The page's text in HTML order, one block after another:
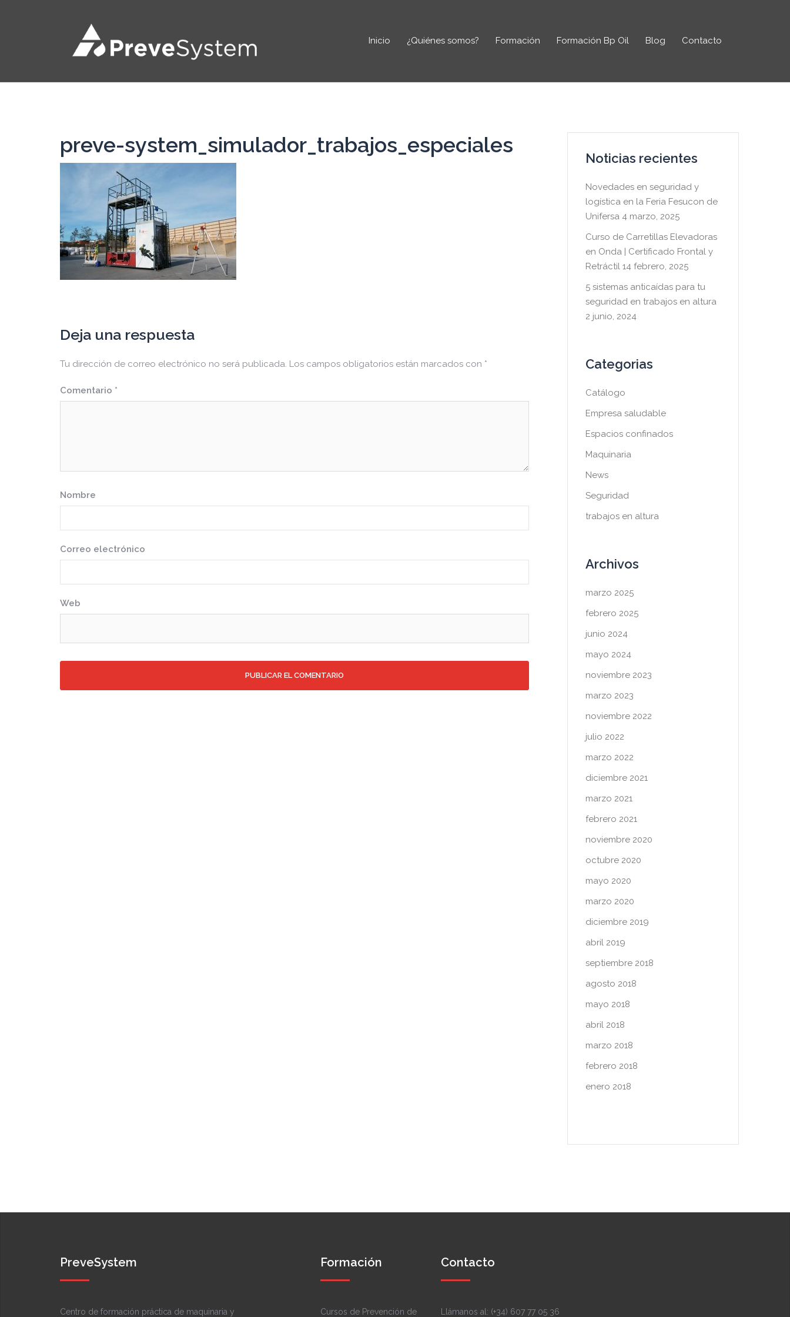
Inicio ¿Quiénes somos? Formación Formación Bp Oil Blog Contacto
preve-system_simulador_trabajos_especiales
Deja una respuesta
Tu dirección de correo electrónico no será publicada. Los campos obligatorios están marcados con *
Comentario *
Nombre
Correo electrónico
Web
Noticias recientes
Novedades en seguridad y
logística en la Feria Fesucon de
Unifersa 4 marzo, 2025
Curso de Carretillas Elevadoras
en Onda | Certificado Frontal y
Retráctil 14 febrero, 2025
5 sistemas anticaídas para tu
seguridad en trabajos en altura
2 junio, 2024
Categorias
Catálogo
Empresa saludable
Espacios confinados
Maquinaria
News
Seguridad
trabajos en altura
Archivos
marzo 2025
febrero 2025
junio 2024
mayo 2024
noviembre 2023
marzo 2023
noviembre 2022
julio 2022
marzo 2022
diciembre 2021
marzo 2021
febrero 2021
noviembre 2020
octubre 2020
mayo 2020
marzo 2020
diciembre 2019
abril 2019
septiembre 2018
agosto 2018
mayo 2018
abril 2018
marzo 2018
febrero 2018
enero 2018
PreveSystem
Centro de formación práctica de maquinaria y
Formación
Cursos de Prevención de
Contacto
Llámanos al: (+34) 607 77 05 36